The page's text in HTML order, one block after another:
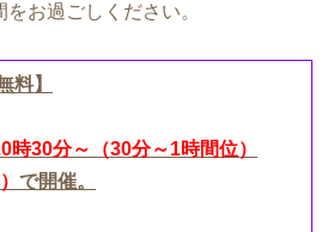
お過ごしください。
料】
時30分～（30分～1時間位）
で開催。